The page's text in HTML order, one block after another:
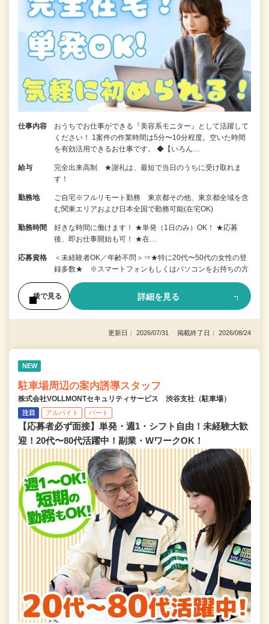
仕事内容
おうちでお仕事ができる『美容系モニター』として活躍して
ください！ 1案件の作業時間は5分〜10分程度。空いた時間
を有効活用できるお仕事です。 ◆【いろん…
給与
完全出来高制 ★謝礼は、最短で当日のうちに受け取れま
す！
勤務地
ご自宅※フルリモート勤務 東京都その他、東京都全域を含
む関東エリアおよび日本全国で勤務可能(在宅OK)
勤務時間
好きな時間に働けます！ ★単発（1日のみ）OK！ ★応募
後、即お仕事開始も可！ ★在…
応募資格
＜未経験者OK／年齢不問＞⇒★特に20代〜50代の女性の登
録多数★ ※スマートフォンもしくはパソコンをお持ちの方
後で見る 詳細を見る
更新日： 2026/07/31 掲載終了日： 2026/08/24
NEW
駐車場周辺の案内誘導スタッフ
株式会社VOLLMONTセキュリティサービス 渋谷支社（駐車場）
注目 アルバイト パート
【応募者必ず面接】単発・週1・シフト自由！未経験大歓
迎！20代〜80代活躍中！副業・WワークOK！